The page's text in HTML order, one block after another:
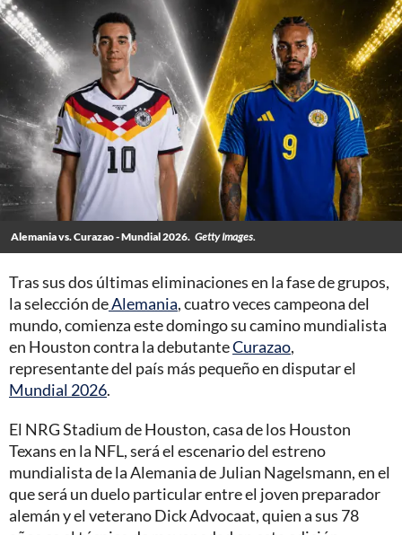
Alemania vs. Curazao - Mundial 2026. Getty Images.
Tras sus dos últimas eliminaciones en la fase de grupos,
la selección deAlemania, cuatro veces campeona del
mundo, comienza este domingo su camino mundialista
en Houston contra la debutanteCurazao,
representante del país más pequeño en disputar el
Mundial 2026.
El NRG Stadium de Houston, casa de los Houston
Texans en la NFL, será el escenario del estreno
mundialista de la Alemania de Julian Nagelsmann, en el
que será un duelo particular entre el joven preparador
alemán y el veterano Dick Advocaat, quien a sus 78